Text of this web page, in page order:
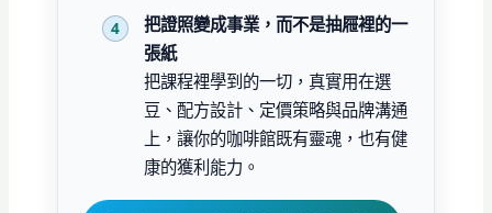
把證照變成事業，而不是抽屜裡的一
張紙
把課程裡學到的一切，真實用在選
豆、配方設計、定價策略與品牌溝通
上，讓你的咖啡館既有靈魂，也有健
康的獲利能力。